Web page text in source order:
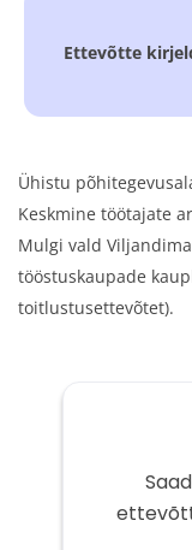
Ettevõtte
Ühistu
Keskmine töötajate
Mulgi vald
tööstuskaupade
toitlustusettevõtet).